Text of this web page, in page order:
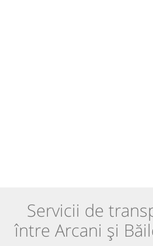
Servicii de
între Arcani și